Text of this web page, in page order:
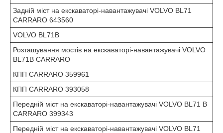
Задній міст на екскаваторі-навантажувачі VOLVO BL71
CARRARO 643560
VOLVO BL71B
Розташування мостів на екскаваторі-навантажувачі VOLVO
BL71B CARRARO
КПП CARRARO 359961
КПП CARRARO 393058
Передній міст на екскаваторі-навантажувачі VOLVO BL71 B
CARRARO 399343
Передній міст на екскаваторі-навантажувачі VOLVO BL71